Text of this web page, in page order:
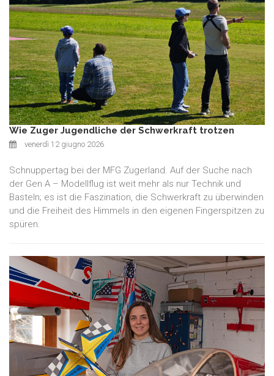
Wie Zuger Jugendliche der Schwerkraft trotzen
venerdì 12 giugno 2026
Schnuppertag bei der MFG Zugerland. Auf der Suche nach
der Gen A – Modellflug ist weit mehr als nur Technik und
Basteln; es ist die Faszination, die Schwerkraft zu überwinden
und die Freiheit des Himmels in den eigenen Fingerspitzen zu
spüren.